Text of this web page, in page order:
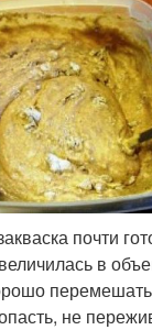
почти
в
не